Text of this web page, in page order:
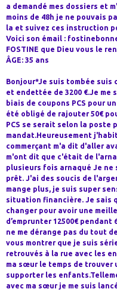
a demandé mes dossiers et
moins de 48h je ne pouvais
la et suivez ces instruction
Voici son émail :
FOSTINE que Dieu vous le
ÂGE: 35 ans
Bonjour*Je suis tombée
et endettée de 3200 €.Je
biais de coupons PCS pour
été obligé de rajouter 50€
PCS se serait selon la poste
mandat.Heureusement
commerçant m'a dit d'aller
m'ont dit que c'était de
plusieurs fois arnaqué Je ne
prêt. J'ai des soucis de
mange plus, je suis super
situation financière. Je sais
changer pour avoir une
d’emprunter 12500€ pendant
ne me dérange pas du tout
vous montrer que je suis
retrouvés à la rue avec les
ma sœur le temps de trouver
supporter les
avec ma sœur je me suis